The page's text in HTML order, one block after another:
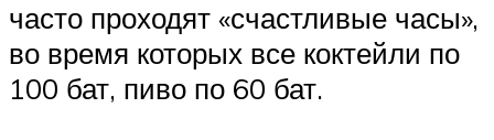
часто проходят «счастливые часы»,
во время которых все коктейли по
100 бат, пиво по 60 бат.